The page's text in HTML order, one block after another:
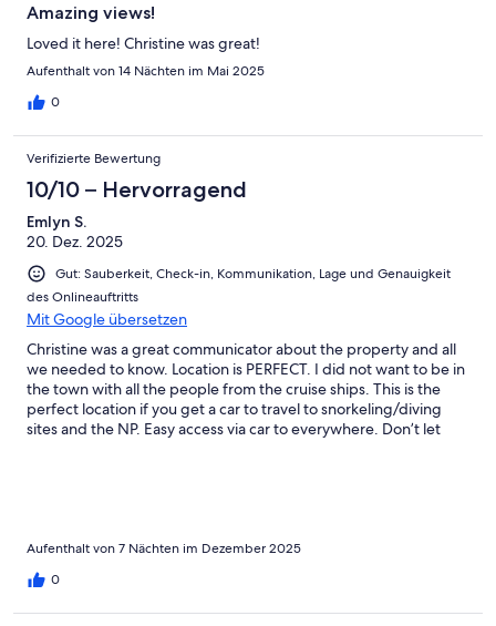
Amazing views!
Loved it here! Christine was great!
Aufenthalt von 14 Nächten im Mai 2025
0
Verifizierte Bewertung
10/10 – Hervorragend
Emlyn S.
20. Dez. 2025
Gut: Sauberkeit, Check-in, Kommunikation, Lage und Genauigkeit
des Onlineauftritts
Mit Google übersetzen
Christine was a great communicator about the property and all
we needed to know. Location is PERFECT. I did not want to be in
the town with all the people from the cruise ships. This is the
perfect location if you get a car to travel to snorkeling/diving
sites and the NP. Easy access via car to everywhere. Don’t let
Aufenthalt von 7 Nächten im Dezember 2025
0